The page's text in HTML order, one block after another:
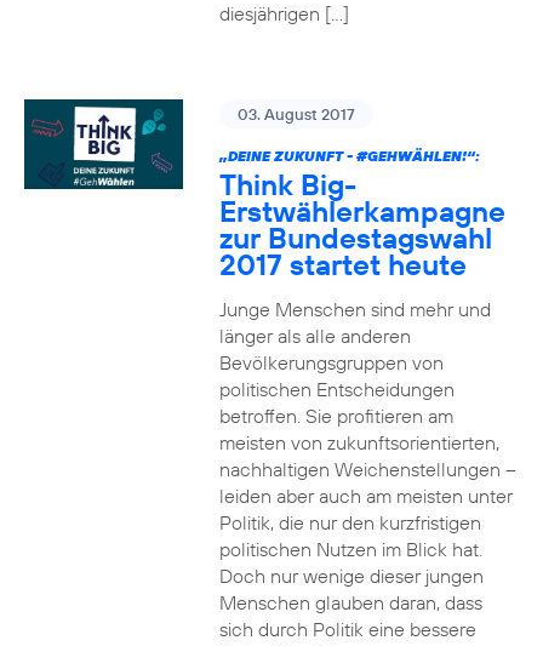
diesjährigen […]
03. August 2017
„DEINE ZUKUNFT - #GEHWÄHLEN!“:
Think Big-
Erstwählerkampagne
zur Bundestagswahl
2017 startet heute
Junge Menschen sind mehr und
länger als alle anderen
Bevölkerungsgruppen von
politischen Entscheidungen
betroffen. Sie profitieren am
meisten von zukunftsorientierten,
nachhaltigen Weichenstellungen –
leiden aber auch am meisten unter
Politik, die nur den kurzfristigen
politischen Nutzen im Blick hat.
Doch nur wenige dieser jungen
Menschen glauben daran, dass
sich durch Politik eine bessere